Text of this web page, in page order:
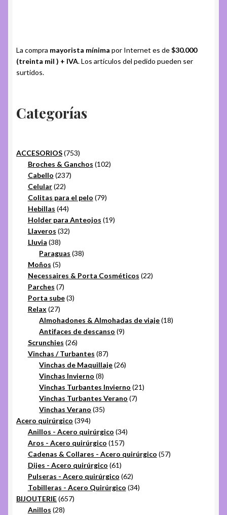
La compra mayorista mínima por Internet es de$30.000
(treinta mil ) + IVA. Los artículos del pedido pueden ser
surtidos.
Categorías
ACCESORIOS 753753
productos
Broches & Ganchos 102102
Cabello 237237
Celular 2222
productos
Colitas para el pelo 7979
Hebillas 4444
productos
Holder para Anteojos 1919
Llaveros 3232
Lluvia 3838
productos
Paraguas 3838
Moños 55
productos
Necessaires & Porta Cosméticos 2222
Parches 77
productos
Porta sube 33
Relax 2727
productos
Almohadones & Almohadas de viaje 1818
Antifaces de descanso 99
Scrunchies 2626
productos
Vinchas / Turbantes 8787
productos
Vinchas de Maquillaje 2626
Vinchas Invierno 88
productos
Vinchas Turbantes Invierno 2121
Vinchas Turbantes Verano 77
Vinchas Verano 3535
Acero quirúrgico 394394
productos
Anillos - Acero quirúrgico 3434
Aros - Acero quirúrgico 157157
productos
Cadenas & Collares - Acero quirúrgico 5757
Dijes - Acero quirúrgico 6161
productos
Pulseras - Acero quirúrgico 6262
productos
Tobilleras - Acero Quirúrgico 3434
BIJOUTERIE 657657
Anillos 2828